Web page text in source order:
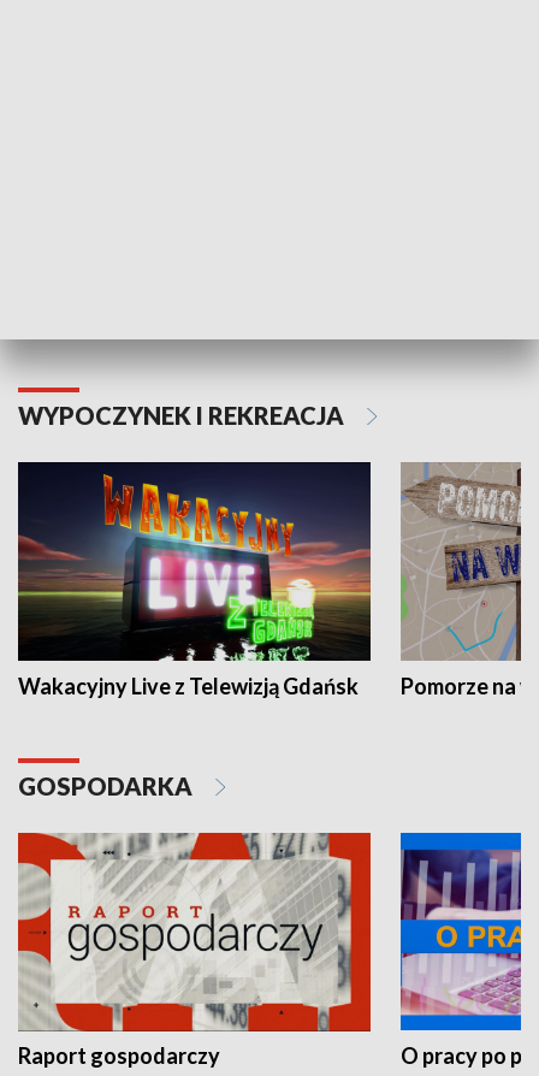
WYPOCZYNEK I REKREACJA
Wakacyjny Live z Telewizją Gdańsk Pomorze na
GOSPODARKA
Raport gospodarczy O pracy po